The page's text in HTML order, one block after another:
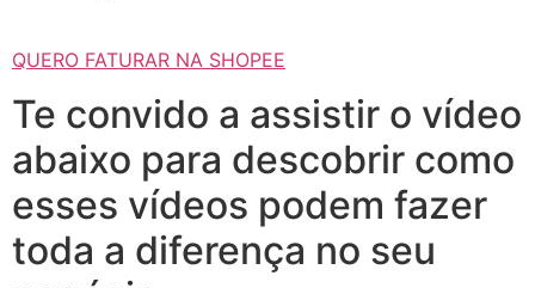
QUERO FATURAR NA SHOPEE
Te convido a assistir o vídeo
abaixo para descobrir como
esses vídeos podem fazer
toda a diferença no seu